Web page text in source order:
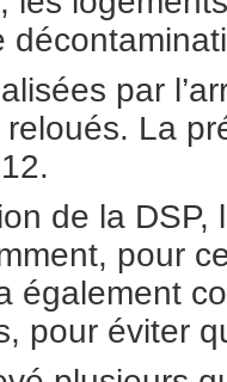
par
La
de la DSP,
pour
également
pour éviter